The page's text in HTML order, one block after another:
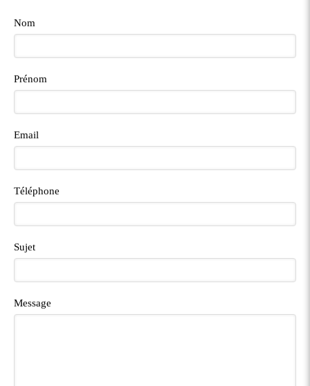
Nom
Prénom
Email
Téléphone
Sujet
Message